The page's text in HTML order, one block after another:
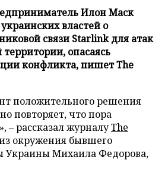
Илон Маск
властей о
связи Starlink для атак
территории, опасаясь
конфликта, пишет The
положительного решения
повторяет, что пора
– рассказал журналуThe
окружения бывшего
Украины Михаила Федорова,